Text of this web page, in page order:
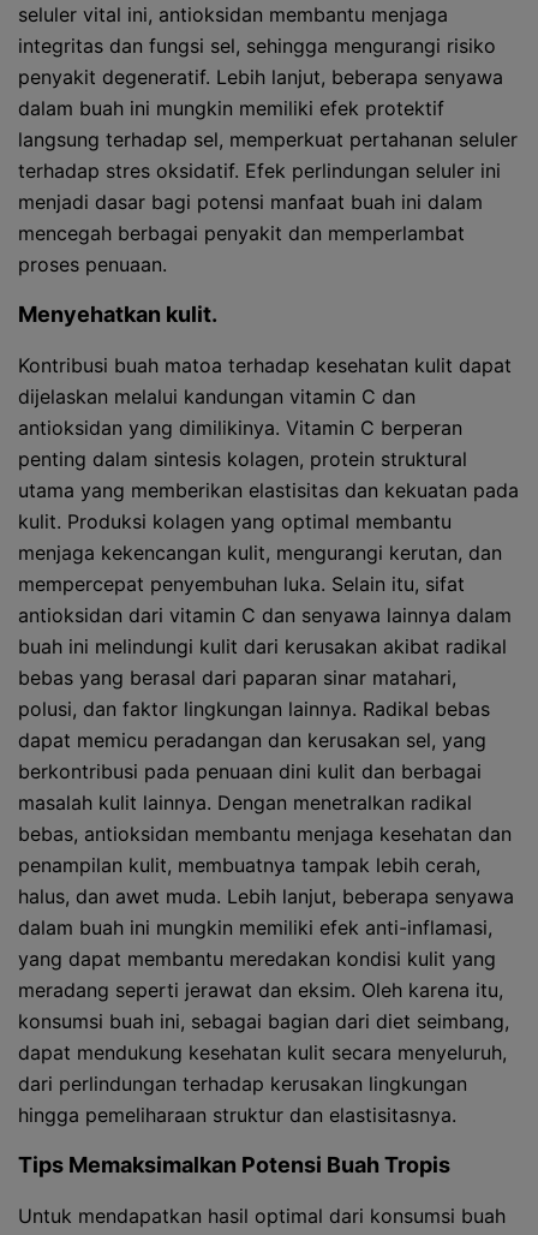
seluler vital ini, antioksidan membantu menjaga
integritas dan fungsi sel, sehingga mengurangi risiko
penyakit degeneratif. Lebih lanjut, beberapa senyawa
dalam buah ini mungkin memiliki efek protektif
langsung terhadap sel, memperkuat pertahanan seluler
terhadap stres oksidatif. Efek perlindungan seluler ini
menjadi dasar bagi potensi manfaat buah ini dalam
mencegah berbagai penyakit dan memperlambat
proses penuaan.
Menyehatkan kulit.
Kontribusi buah matoa terhadap kesehatan kulit dapat
dijelaskan melalui kandungan vitamin C dan
antioksidan yang dimilikinya. Vitamin C berperan
penting dalam sintesis kolagen, protein struktural
utama yang memberikan elastisitas dan kekuatan pada
kulit. Produksi kolagen yang optimal membantu
menjaga kekencangan kulit, mengurangi kerutan, dan
mempercepat penyembuhan luka. Selain itu, sifat
antioksidan dari vitamin C dan senyawa lainnya dalam
buah ini melindungi kulit dari kerusakan akibat radikal
bebas yang berasal dari paparan sinar matahari,
polusi, dan faktor lingkungan lainnya. Radikal bebas
dapat memicu peradangan dan kerusakan sel, yang
berkontribusi pada penuaan dini kulit dan berbagai
masalah kulit lainnya. Dengan menetralkan radikal
bebas, antioksidan membantu menjaga kesehatan dan
penampilan kulit, membuatnya tampak lebih cerah,
halus, dan awet muda. Lebih lanjut, beberapa senyawa
dalam buah ini mungkin memiliki efek anti-inflamasi,
yang dapat membantu meredakan kondisi kulit yang
meradang seperti jerawat dan eksim. Oleh karena itu,
konsumsi buah ini, sebagai bagian dari diet seimbang,
dapat mendukung kesehatan kulit secara menyeluruh,
dari perlindungan terhadap kerusakan lingkungan
hingga pemeliharaan struktur dan elastisitasnya.
Tips Memaksimalkan Potensi Buah Tropis
Untuk mendapatkan hasil optimal dari konsumsi buah